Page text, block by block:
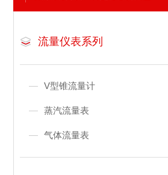
流量仪表系列
V型锥流量计
蒸汽流量表
气体流量表